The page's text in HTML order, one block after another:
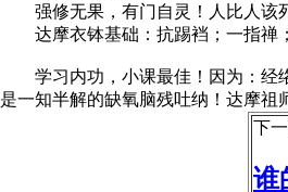
强修无果，有门自灵！人比人该死
达摩衣钵基础：抗踢裆；一指禅；
学习内功，小课最佳！因为：经络
是一知半解的缺氧脑残吐纳！达摩祖
下一
谁